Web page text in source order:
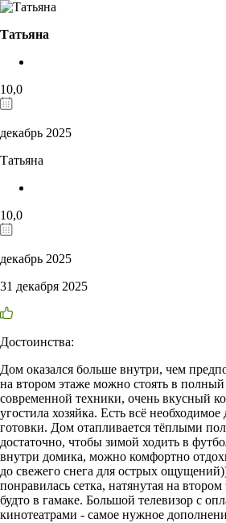
Татьяна
10,0
декабрь 2025
Татьяна
10,0
декабрь 2025
31 декабря 2025
Достоинства:
Дом оказался больше внутри, чем
на втором этаже можно стоять в
современной техники, очень вкусный
угостила хозяйка. Есть всё
готовки. Дом отапливается тёплыми
достаточно, чтобы зимой ходить в
внутри домика, можно комфортно
до свежего снега для острых
понравилась сетка, натянутая на
будто в гамаке. Большой телевизор с
кинотеатрами - самое нужное